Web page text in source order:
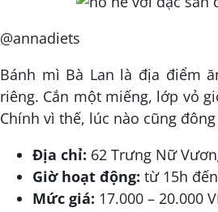
@annadiets
Bánh mì Bà Lan là địa điểm
riêng. Cắn một miếng, lớp vỏ
Chính vì thế, lúc nào cũng
Địa chỉ: 62 Trưng Nữ
Giờ hoạt động: từ 15h
Mức giá: 17.000 – 20.000